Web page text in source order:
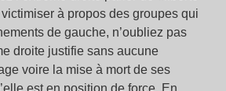
à propos des groupes qui
de gauche, n’oubliez pas
droite justifie sans aucune
voire la mise à mort de ses
est en position de force. En